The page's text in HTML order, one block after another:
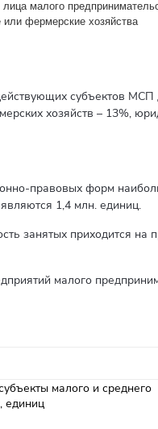
малого
или фермерские хозяйства
субъектов МСП
хозяйств – 13%,
правовых форм
1,4 млн. единиц.
занятых приходится на
малого
малого и среднего
единиц